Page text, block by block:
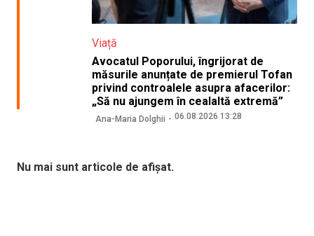
Viață
Avocatul Poporului, îngrijorat de
măsurile anunțate de premierul Tofan
privind controalele asupra afacerilor:
„Să nu ajungem în cealaltă extremă”
Ana-Maria Dolghii 06.08.2026 13:28
Nu mai sunt articole de afișat.